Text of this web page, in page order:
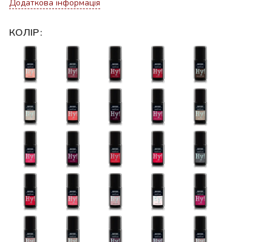
Додаткова інформація
КОЛІР